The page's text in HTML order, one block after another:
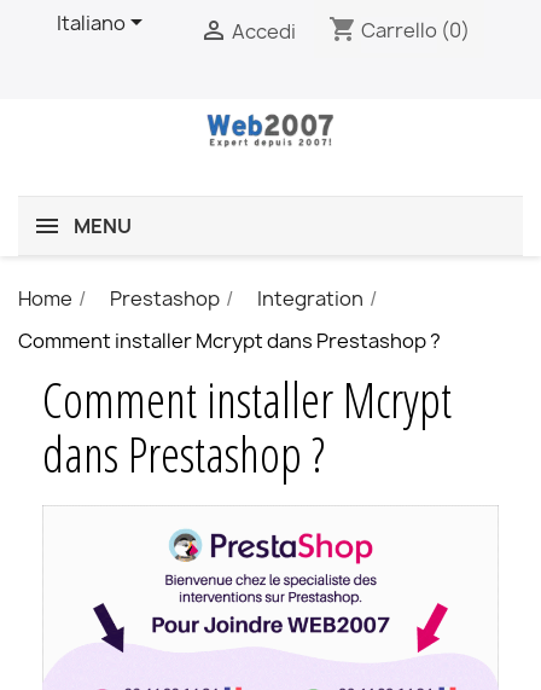
Italiano  Accedi shopping_cart Carrello (0)
MENU
Home Prestashop
Integration
Comment installer Mcrypt dans Prestashop ?
Comment installer Mcrypt
dans Prestashop ?